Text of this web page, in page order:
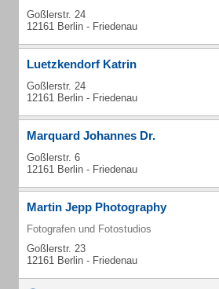
Goßlerstr. 24
12161 Berlin - Friedenau
Luetzkendorf Katrin
Goßlerstr. 24
12161 Berlin - Friedenau
Marquard Johannes Dr.
Goßlerstr. 6
12161 Berlin - Friedenau
Martin Jepp Photography
Fotografen und Fotostudios
Goßlerstr. 23
12161 Berlin - Friedenau